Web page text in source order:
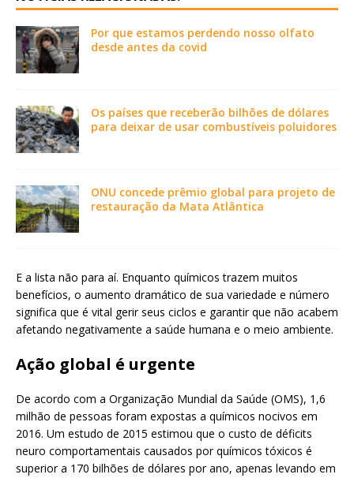
Por que estamos perdendo nosso olfato
desde antes da covid
Os países que receberão bilhões de dólares
para deixar de usar combustíveis poluidores
ONU concede prêmio global para projeto de
restauração da Mata Atlântica
E a lista não para aí. Enquanto químicos trazem muitos
benefícios, o aumento dramático de sua variedade e número
significa que é vital gerir seus ciclos e garantir que não acabem
afetando negativamente a saúde humana e o meio ambiente.
Ação global é urgente
De acordo com a Organização Mundial da Saúde (OMS), 1,6
milhão de pessoas foram expostas a químicos nocivos em
2016. Um estudo de 2015 estimou que o custo de déficits
neuro comportamentais causados por químicos tóxicos é
superior a 170 bilhões de dólares por ano, apenas levando em